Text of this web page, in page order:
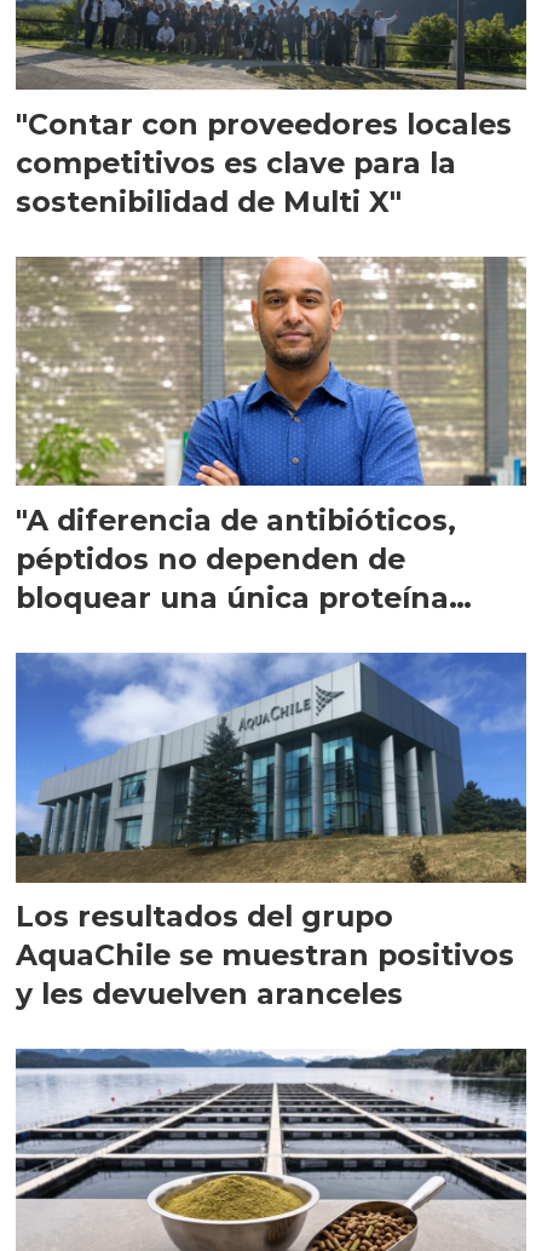
"Contar con proveedores locales
competitivos es clave para la
sostenibilidad de Multi X"
"A diferencia de antibióticos,
péptidos no dependen de
bloquear una única proteína
Los resultados del grupo
AquaChile se muestran positivos
y les devuelven aranceles